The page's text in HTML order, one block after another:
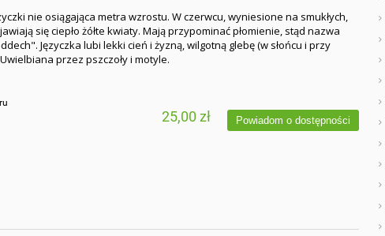
nie osiągająca metra wzrostu. W czerwcu, wyniesione na smukłych,
się ciepło żółte kwiaty. Mają przypominać płomienie, stąd nazwa
Języczka lubi lekki cień i żyzną, wilgotną glebę (w słońcu i przy
przez pszczoły i motyle.
25,00 zł Powiadom o dostępności